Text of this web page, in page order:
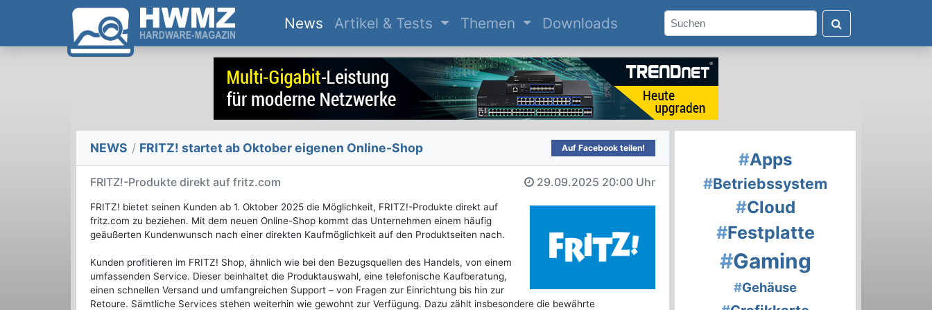
News(current)
Artikel & Tests Themen Downloads
NEWS / FRITZ! startet ab Oktober eigenen Online-Shop Auf Facebook teilen!
FRITZ!-Produkte direkt auf fritz.com 29.09.2025 20:00 Uhr
FRITZ! bietet seinen Kunden ab 1. Oktober 2025 die Möglichkeit, FRITZ!-Produkte direkt auf
fritz.com zu beziehen. Mit dem neuen Online-Shop kommt das Unternehmen einem häufig
geäußerten Kundenwunsch nach einer direkten Kaufmöglichkeit auf den Produktseiten nach.
Kunden profitieren im FRITZ! Shop, ähnlich wie bei den Bezugsquellen des Handels, von einem
umfassenden Service. Dieser beinhaltet die Produktauswahl, eine telefonische Kaufberatung,
einen schnellen Versand und umfangreichen Support – von Fragen zur Einrichtung bis hin zur
Retoure. Sämtliche Services stehen weiterhin wie gewohnt zur Verfügung. Dazu zählt insbesondere die bewährte
#Apps
#Betriebssystem
#Cloud
#Festplatte
#Gaming
#Gehäuse